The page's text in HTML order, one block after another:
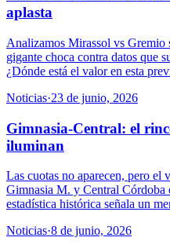
aplasta
Analizamos Mirassol vs Gremio
gigante choca contra datos que
¿Dónde está el valor en esta
Noticias·23 de junio, 2026
Gimnasia-Central: el
iluminan
Las cuotas no aparecen, pero el
Gimnasia M. y Central Córdoba
estadística histórica señala un
Noticias·8 de junio, 2026